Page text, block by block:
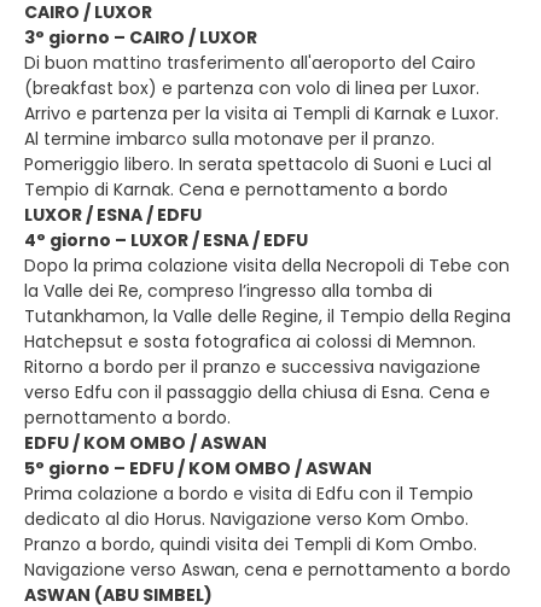
CAIRO / LUXOR
3° giorno – CAIRO / LUXOR
Di buon mattino trasferimento all'aeroporto del Cairo
(breakfast box) e partenza con volo di linea per Luxor.
Arrivo e partenza per la visita ai Templi di Karnak e Luxor.
Al termine imbarco sulla motonave per il pranzo.
Pomeriggio libero. In serata spettacolo di Suoni e Luci al
Tempio di Karnak. Cena e pernottamento a bordo
LUXOR / ESNA / EDFU
4° giorno – LUXOR / ESNA / EDFU
Dopo la prima colazione visita della Necropoli di Tebe con
la Valle dei Re, compreso l’ingresso alla tomba di
Tutankhamon, la Valle delle Regine, il Tempio della Regina
Hatchepsut e sosta fotografica ai colossi di Memnon.
Ritorno a bordo per il pranzo e successiva navigazione
verso Edfu con il passaggio della chiusa di Esna. Cena e
pernottamento a bordo.
EDFU / KOM OMBO / ASWAN
5° giorno – EDFU / KOM OMBO / ASWAN
Prima colazione a bordo e visita di Edfu con il Tempio
dedicato al dio Horus. Navigazione verso Kom Ombo.
Pranzo a bordo, quindi visita dei Templi di Kom Ombo.
Navigazione verso Aswan, cena e pernottamento a bordo
ASWAN (ABU SIMBEL)